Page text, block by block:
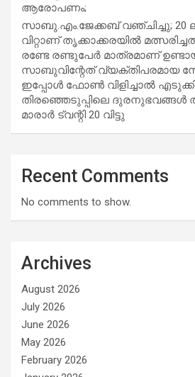
ആരോപണം;
സാബു.എം.ജേക്കബ് വഞ്ചിച്ചു; 20
വിറ്റാണ് തൃക്കാക്കരയില്‍
രണ്ടേ രണ്ടുപേര്‍ മാത്രമാണ്
സാബുവിന്റേത് വ്യക്തിപരമായ
ഇപ്പോള്‍ ഫോണ്‍ വിളിച്ചാല്‍
തിരഞ്ഞെടുപ്പിലെ ദുരനുഭവങ്ങള്‍
മാരാര്‍ ട്വന്റി 20 വിട്ടു
Recent Comments
No comments to show.
Archives
August 2026
July 2026
June 2026
May 2026
February 2026